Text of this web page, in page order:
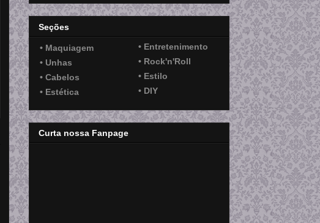
Seções
• Maquiagem
• Entretenimento
• Unhas
• Rock'n'Roll
• Cabelos
• Estilo
• Estética
• DIY
Curta nossa Fanpage